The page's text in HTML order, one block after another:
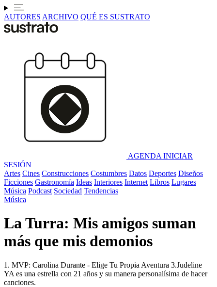
AUTORES ARCHIVO QUÉ ES SUSTRATO
AGENDA INICIAR
SESIÓN
Artes Cines Construcciones Costumbres Datos Deportes Diseños
Ficciones Gastronomía Ideas Interiores Internet Libros Lugares
Música Podcast Sociedad Tendencias
Música
La Turra: Mis amigos suman
más que mis demonios
1. MVP: Carolina Durante - Elige Tu Propia Aventura 3.Judeline
YA es una estrella con 21 años y su manera personalísima de hacer
canciones.